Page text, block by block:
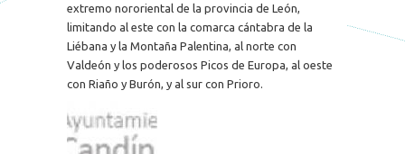
extremo nororiental de la provincia de León,
limitando al este con la comarca cántabra de la
Liébana y la Montaña Palentina, al norte con
Valdeón y los poderosos Picos de Europa, al oeste
con Riaño y Burón, y al sur con Prioro.